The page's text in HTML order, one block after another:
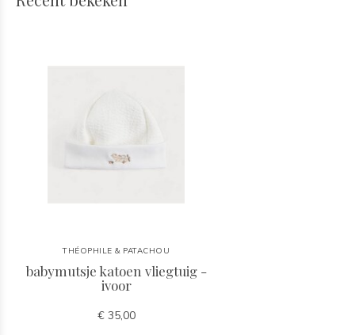
THÉOPHILE & PATACHOU
babymutsje katoen vliegtuig -
ivoor
€ 35,00